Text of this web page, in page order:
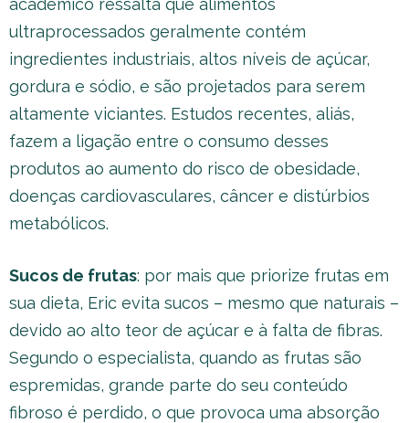
acadêmico ressalta que alimentos
ultraprocessados geralmente contém
ingredientes industriais, altos níveis de açúcar,
gordura e sódio, e são projetados para serem
altamente viciantes. Estudos recentes, aliás,
fazem a ligação entre o consumo desses
produtos ao aumento do risco de obesidade,
doenças cardiovasculares, câncer e distúrbios
metabólicos.
Sucos de frutas: por mais que priorize frutas em
sua dieta, Eric evita sucos – mesmo que naturais –
devido ao alto teor de açúcar e à falta de fibras.
Segundo o especialista, quando as frutas são
espremidas, grande parte do seu conteúdo
fibroso é perdido, o que provoca uma absorção